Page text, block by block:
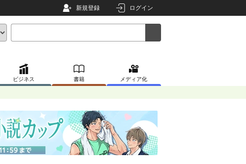
新規登録 ログイン
ビジネス 書籍 メディア化